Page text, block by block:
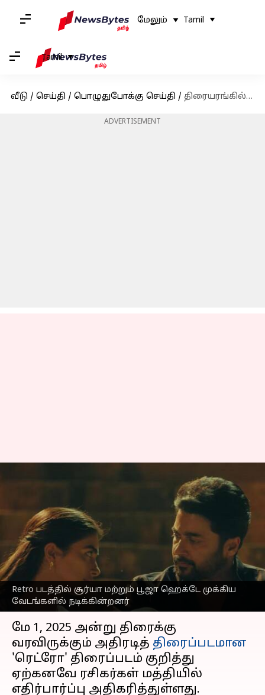
மேலும் Tamil
Tamil
வீடு / செய்தி / பொழுதுபோக்கு செய்தி / திரையரங்கில் வெளியான பிறகு சூர்யாவின் 'ரெட்ரோ' திரைப்படம் எந்த OTTயில் வெளியாகும்?
ADVERTISEMENT
Retro படத்தில் சூர்யா மற்றும் பூஜா ஹெக்டே முக்கிய
வேடங்களில் நடிக்கின்றனர்
திரையரங்கில்
வெளியான பிறகு
சூர்யாவின் 'ரெட்ரோ'
திரைப்படம் எந்த OTTயில்
வெளியாகும்?
எழுதியவர் Venkatalakshmi V Apr 14, 2025 08:56 am
செய்தி முன்னோட்டம்
மே 1, 2025 அன்று திரைக்கு
வரவிருக்கும் அதிரடித் திரைப்படமான
'ரெட்ரோ' திரைப்படம் குறித்து
ஏற்கனவே ரசிகர்கள் மத்தியில்